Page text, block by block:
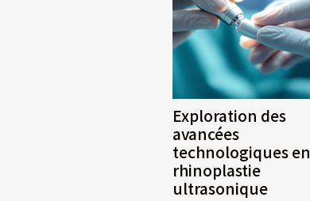
Exploration des
avancées
technologiques en
rhinoplastie
ultrasonique